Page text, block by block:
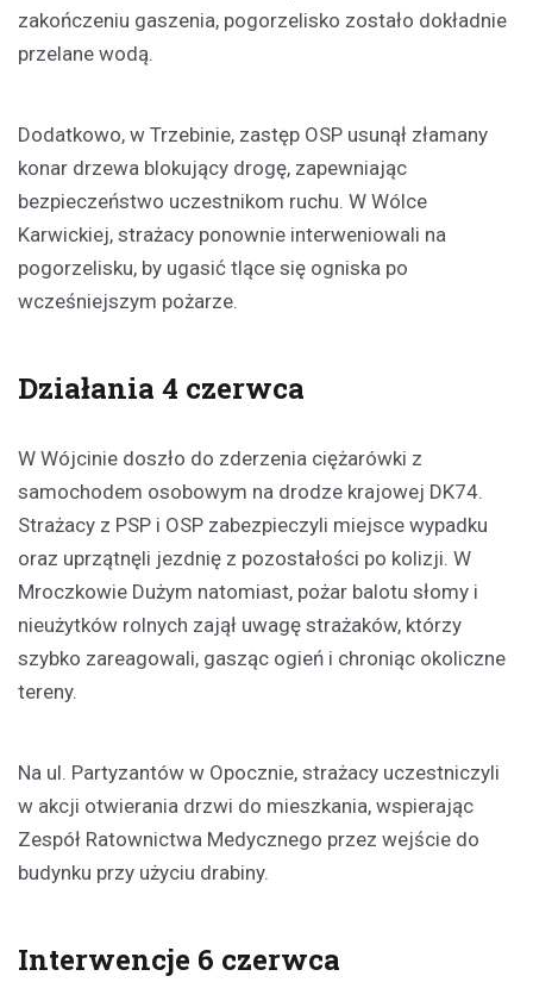
zakończeniu gaszenia, pogorzelisko zostało dokładnie
przelane wodą.
Dodatkowo, w Trzebinie, zastęp OSP usunął złamany
konar drzewa blokujący drogę, zapewniając
bezpieczeństwo uczestnikom ruchu. W Wólce
Karwickiej, strażacy ponownie interweniowali na
pogorzelisku, by ugasić tlące się ogniska po
wcześniejszym pożarze.
Działania 4 czerwca
W Wójcinie doszło do zderzenia ciężarówki z
samochodem osobowym na drodze krajowej DK74.
Strażacy z PSP i OSP zabezpieczyli miejsce wypadku
oraz uprzątnęli jezdnię z pozostałości po kolizji. W
Mroczkowie Dużym natomiast, pożar balotu słomy i
nieużytków rolnych zajął uwagę strażaków, którzy
szybko zareagowali, gasząc ogień i chroniąc okoliczne
tereny.
Na ul. Partyzantów w Opocznie, strażacy uczestniczyli
w akcji otwierania drzwi do mieszkania, wspierając
Zespół Ratownictwa Medycznego przez wejście do
budynku przy użyciu drabiny.
Interwencje 6 czerwca